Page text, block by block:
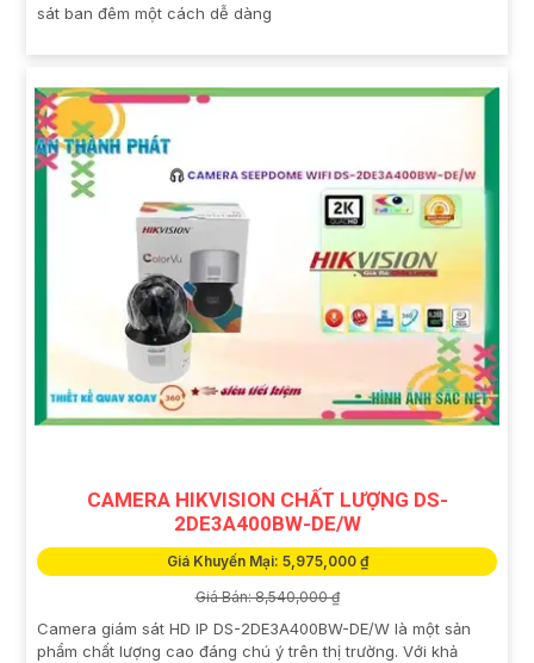
sát ban đêm một cách dễ dàng
CAMERA HIKVISION CHẤT LƯỢNG DS-
2DE3A400BW-DE/W
Giá Khuyến Mại: 5,975,000 ₫
Giá Bán: 8,540,000 ₫
Camera giám sát HD IP DS-2DE3A400BW-DE/W là một sản
phẩm chất lượng cao đáng chú ý trên thị trường. Với khả